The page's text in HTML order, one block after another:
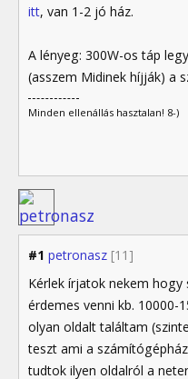
itt, van 1-2 jó ház.
A lényeg: 300W-os táp
(asszem Midinek híjják) a
Minden ellenállás hasztalan! 8-)
#1 petronasz [11]
Kérlek írjatok nekem
érdemes venni kb. 10000-
olyan oldalt találtam
teszt ami a
tudtok ilyen oldalról a